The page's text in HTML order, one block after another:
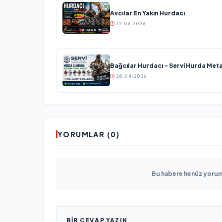
Avcılar En Yakın Hurdacı
22.06.2026
Bağcılar Hurdacı – Servi Hurda
28.04.2026
YORUMLAR (0)
Bu habere henüz
BIR CEVAP YAZIN